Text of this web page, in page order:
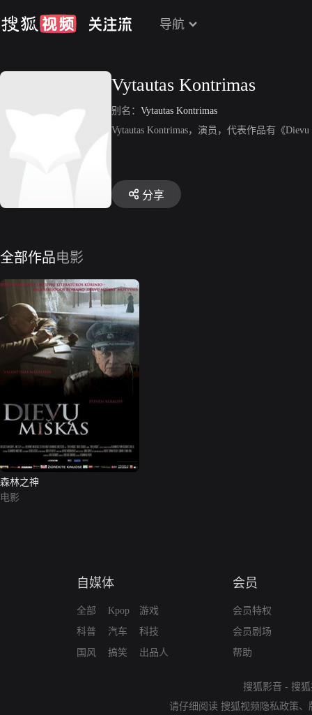
导航
Vytautas Kontrimas
别名： Vytautas Kontrimas
Vytautas Kontrimas，演员，代表作品有《Dievu
分享
全部作品电影
森林之神
电影
自媒体
全部
科普
国风
Kpop
汽车
搞笑
游戏
科技
出品人
会员
会员特权
会员剧场
帮助
搜狐影音 - 搜
请仔细阅读 搜狐视频隐私政策、